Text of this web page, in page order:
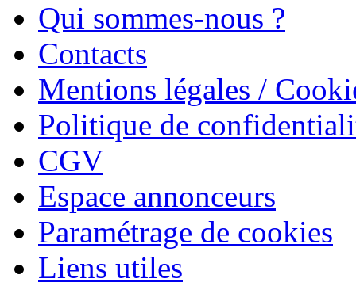
Qui sommes-nous ?
Contacts
Mentions légales /
Politique de
CGV
Espace annonceurs
Paramétrage de cookies
Liens utiles